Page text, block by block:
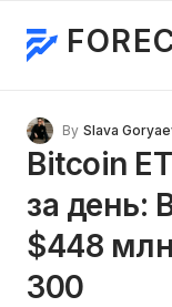
By Slava
Bitcoin
за день:
$448
300